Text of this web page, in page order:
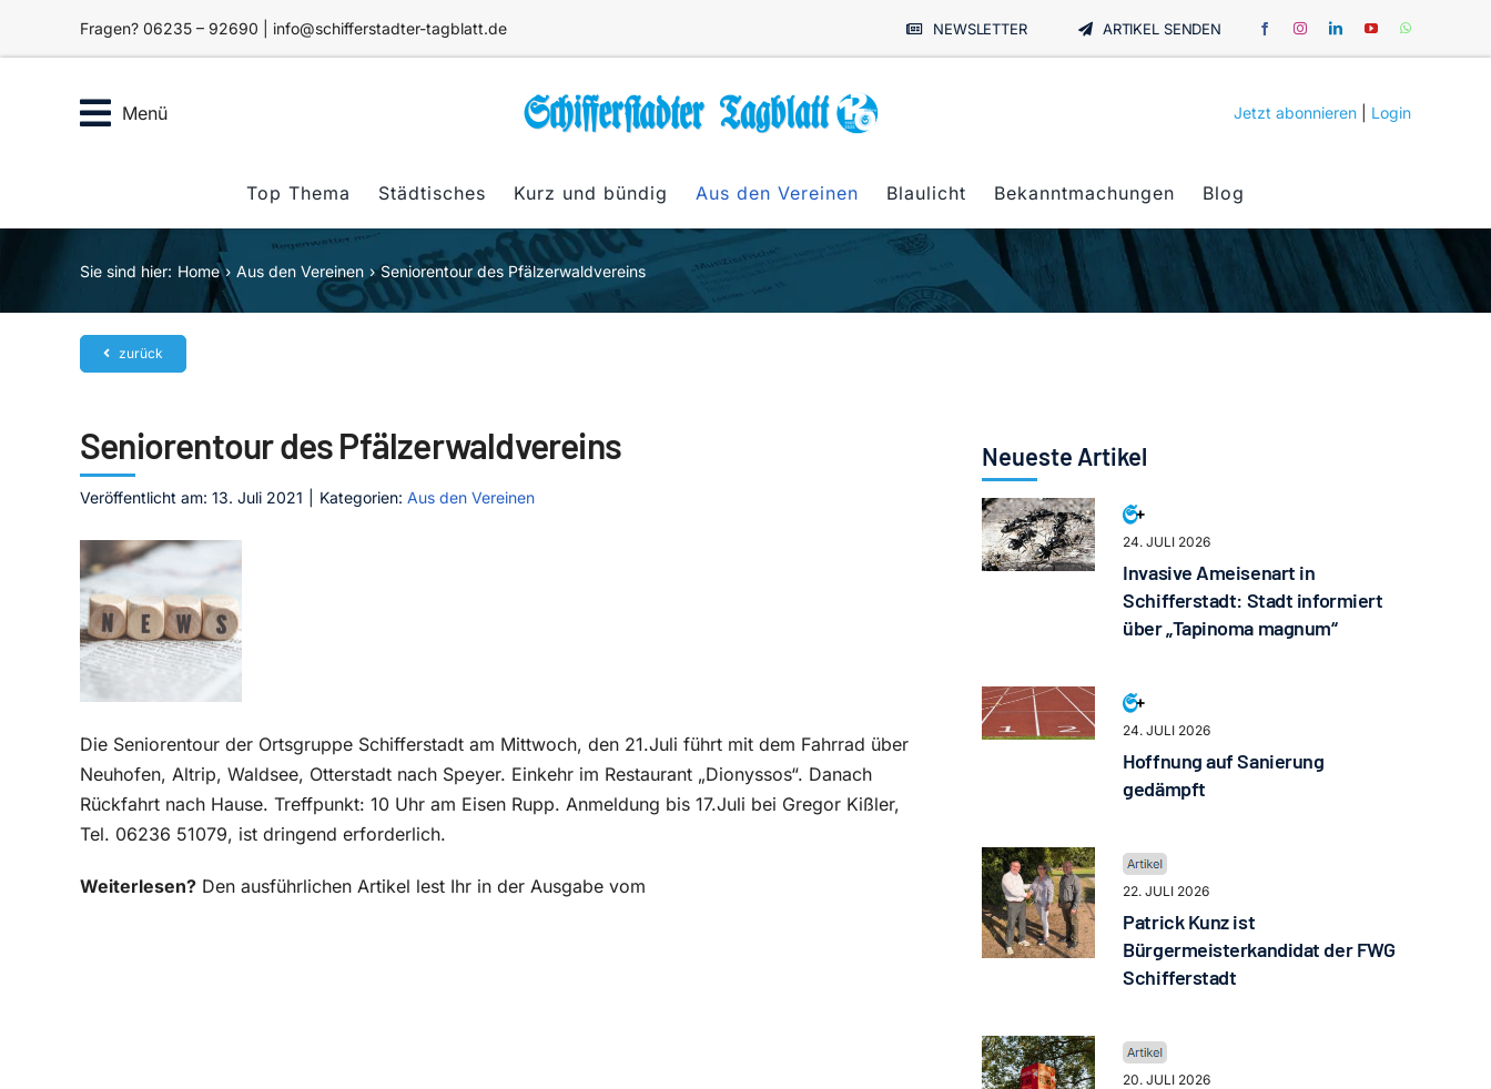
Fragen? 06235 – 92690 | info@schifferstadter-tagblatt.de NEWSLETTER ARTIKEL SENDEN
Menü Jetzt abonnieren Login
Top Thema Städtisches Kurz und bündig Aus den Vereinen Blaulicht Bekanntmachungen Blog
Sie sind hier: Home Aus den Vereinen Seniorentour des Pfälzerwaldvereins
zurück
Seniorentour des Pfälzerwaldvereins
Veröffentlicht am: 13. Juli 2021 Kategorien: Aus den Vereinen
Die Seniorentour der Ortsgruppe Schifferstadt am Mittwoch, den 21.Juli führt mit dem Fahrrad über
Neuhofen, Altrip, Waldsee, Otterstadt nach Speyer. Einkehr im Restaurant „Dionyssos“. Danach
Rückfahrt nach Hause. Treffpunkt: 10 Uhr am Eisen Rupp. Anmeldung bis 17.Juli bei Gregor Kißler,
Tel. 06236 51079, ist dringend erforderlich.
Weiterlesen? Den ausführlichen Artikel lest Ihr in der Ausgabe vom
Neueste Artikel
24. JULI 2026
Invasive Ameisenart in
Schifferstadt: Stadt informiert
über „Tapinoma magnum“
24. JULI 2026
Hoffnung auf Sanierung
gedämpft
22. JULI 2026
Patrick Kunz ist
Bürgermeisterkandidat der FWG
Schifferstadt
20. JULI 2026